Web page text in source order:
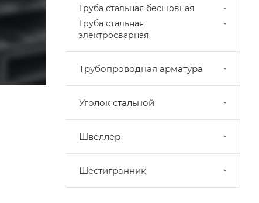
Труба стальная бесшовная
Труба стальная
электросварная
Трубопроводная арматура
Уголок стальной
Швеллер
Шестигранник